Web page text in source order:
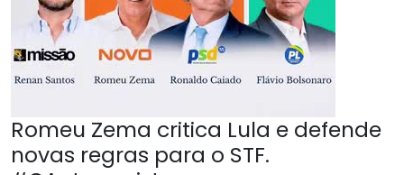
Romeu Zema critica Lula e defende
novas regras para o STF.